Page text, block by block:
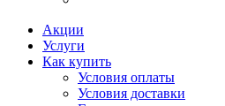
Акции
Услуги
Как купить
Условия оплаты
Условия доставки